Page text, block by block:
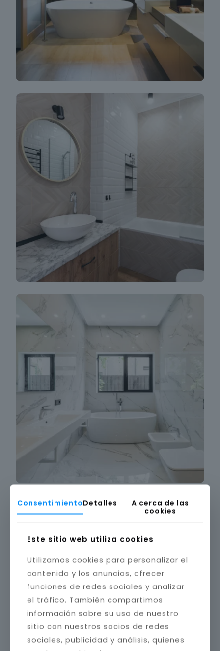
ConsentimientoDetalles
A cerca de las
cookies
Este sitio web utiliza cookies
Utilizamos cookies para personalizar el
contenido y los anuncios, ofrecer
funciones de redes sociales y analizar
el tráfico. También compartimos
información sobre su uso de nuestro
sitio con nuestros socios de redes
sociales, publicidad y análisis, quienes